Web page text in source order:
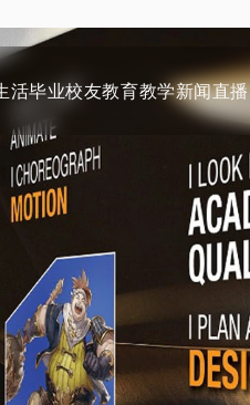
活毕业校友教育教学新闻直播